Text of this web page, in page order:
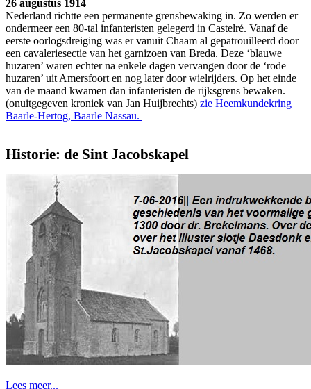
26 augustus 1914
Nederland richtte een permanente grensbewa­king in. Zo werden er
onder­meer een 80-tal infanteristen gelegerd in Cas­telré. Vanaf de
eerste oor­logs­dreiging was er vanuit Chaam al gepa­trouil­leerd door
een cavaleriesectie van het garnizoen van Breda. Deze ‘blau­we
huzaren’ waren echter na enkele dagen vervangen door de ‘rode
huza­ren’ uit Amersfoort en nog later door wiel­rij­ders. Op het einde
van de maand kwamen dan infante­risten de rijksgrens bewak­en.
(onuitgegeven kroniek van Jan Huijbrechts) zie Heemkundekring
Baarle-Hertog, Baarle Nassau.
Historie: de Sint Jacobskapel
Lees meer...